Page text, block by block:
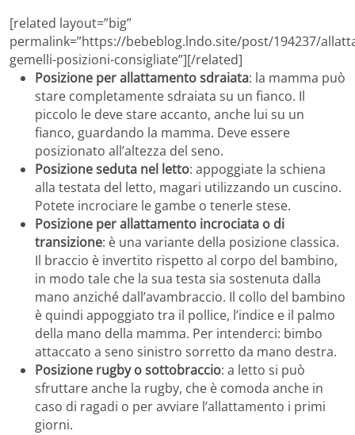
[related layout=”big”
permalink=”https://bebeblog.lndo.site/post/194237/
gemelli-posizioni-consigliate”][/related]
Posizione per allattamento sdraiata: la mamma può
stare completamente sdraiata su un fianco. Il
piccolo le deve stare accanto, anche lui su un
fianco, guardando la mamma. Deve essere
posizionato all’altezza del seno.
Posizione seduta nel letto: appoggiate la schiena
alla testata del letto, magari utilizzando un cuscino.
Potete incrociare le gambe o tenerle stese.
Posizione per allattamento incrociata o di
transizione: è una variante della posizione classica.
Il braccio è invertito rispetto al corpo del bambino,
in modo tale che la sua testa sia sostenuta dalla
mano anziché dall’avambraccio. Il collo del bambino
è quindi appoggiato tra il pollice, l’indice e il palmo
della mano della mamma. Per intenderci: bimbo
attaccato a seno sinistro sorretto da mano destra.
Posizione rugby o sottobraccio: a letto si può
sfruttare anche la rugby, che è comoda anche in
caso di ragadi o per avviare l’allattamento i primi
giorni.